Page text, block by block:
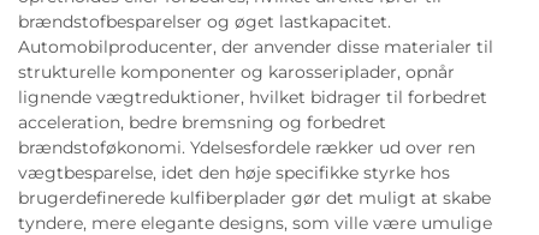
brændstofbesparelser og øget lastkapacitet.
Automobilproducenter, der anvender disse materialer til
strukturelle komponenter og karosseriplader, opnår
lignende vægtreduktioner, hvilket bidrager til forbedret
acceleration, bedre bremsning og forbedret
brændstoføkonomi. Ydelsesfordele rækker ud over ren
vægtbesparelse, idet den høje specifikke styrke hos
brugerdefinerede kulfiberplader gør det muligt at skabe
tyndere, mere elegante designs, som ville være umulige